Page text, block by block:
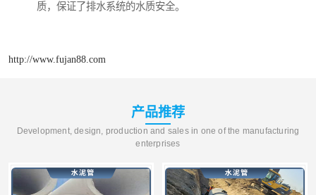
质，保证了排水系统的水质安全。
http://www.fujan88.com
产品推荐
Development, design, production and sales in one of the manufacturing
enterprises